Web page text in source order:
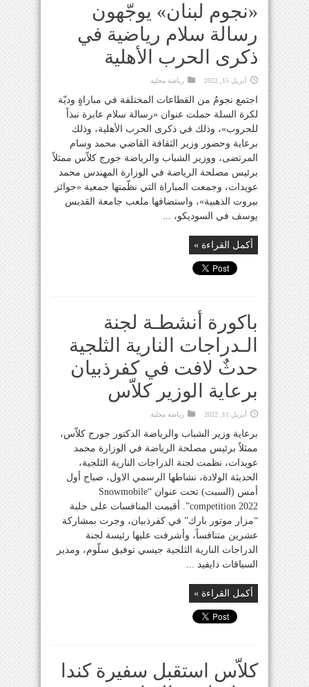
«نجوم لبنان» يوجّهون
رسالة سلام رياضية في
ذكرى الحرب الأهلية
أبريل 15, 2022 رياضة محلية
اجتمع نجومٌ من القطاعات المختلفة في مباراةٍ وديّة
لكرة السلة حملت عنوان «رسالة سلام عابرة نبذاً
للحروب»، وذلك في ذكرى الحرب الأهلية، وذلك
برعاية وحضور وزير الثقافة القاضي محمد وسام
المرتضى، ووزير الشباب والرياضة جورج كلاّس ممثلاً
برئيس مصلحة الرياضة في الوزارة المهندس محمد
عويدات، وجمعت المباراة التي نظّمتها جمعية «جوائز
بيروت الذهبية»، واستضافها ملعب جامعة القديس
يوسف في السوديكو، ...
أكمل القراءة »
باكورة أنشطـة لجنة
الـدراجات النارية الثلجية
حدثٌ لافت في كفرذبيان
برعاية الوزير كلاّس
أبريل 11, 2022 رياضة محلية
برعاية وزير الشباب والرياضة الدكتور جورج كلاّس،
ممثلاً برئيس مصلحة الرياضة في الوزارة محمد
عويدات، نظمت لجنة الدراجات النارية الثلجية،
الحديثة الولادة، نشاطها الرسمي الاول، صباح أول
أمس (السبت) تحت عنوان “Snowmobile
competition 2022”. أقيمت المنافسات على حلبة
“مزار موتور بارك” في كفرذبيان، وجرت بمشاركة
عشرين متنافساً، وأشرفت عليها رئيسة لجنة
الدراجات النارية الثلجية جيسي توفيق سلّوم، ومدير
السباقات دايفيد ...
أكمل القراءة »
كلاّس استقبل سفيرة كندا